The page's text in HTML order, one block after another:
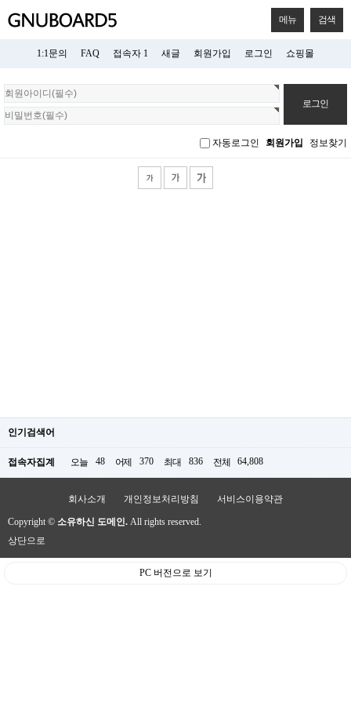
메뉴 검색
1:1문의 FAQ 접속자 1 새글 회원가입 로그인 쇼핑몰
회
원
로
자동로그인 회원가입 정보찾기
인기검색어
접속자집계 오늘 48 어제 370 최대 836 전체 64,808
회사소개 개인정보처리방침 서비스이용약관
Copyright © 소유하신 도메인. All rights reserved.
상단으로
PC 버전으로 보기